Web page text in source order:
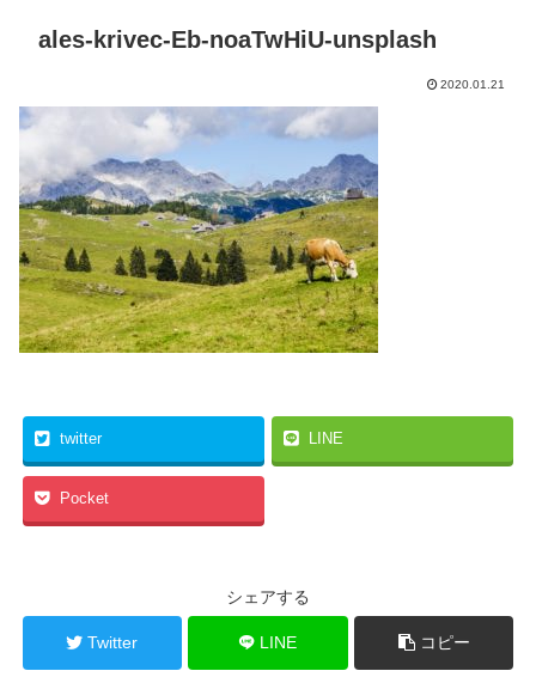
ales-krivec-Eb-noaTwHiU-unsplash
2020.01.21
twitter LINE
Pocket
シェアする
Twitter LINE コピー